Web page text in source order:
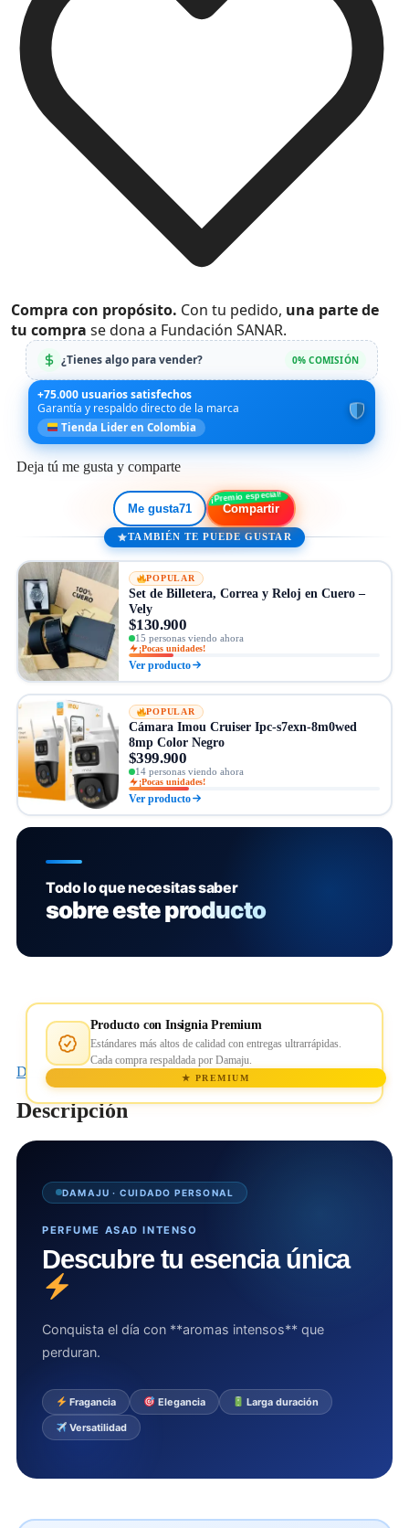
Compra con propósito. Con tu pedido, una parte de
tu compra se dona a Fundación SANAR.
¿Tienes algo para vender? 0% COMISIÓN
+75.000 usuarios satisfechos
Garantía y respaldo directo de la marca
Tienda Lider en Colombia
Deja tú me gusta y comparte
Me gusta71 Compartir
TAMBIÉN TE PUEDE GUSTAR
POPULAR
Set de Billetera, Correa y Reloj en Cuero –
Vely
$130.900
15 personas viendo ahora
¡Pocas unidades!
Ver producto
POPULAR
Cámara Imou Cruiser Ipc-s7exn-8m0wed
8mp Color Negro
$399.900
14 personas viendo ahora
¡Pocas unidades!
Ver producto
Todo lo que necesitas saber
sobre este producto
Producto con Insignia Premium
Estándares más altos de calidad con entregas ultrarrápidas.
Cada compra respaldada por Damaju.
★ PREMIUM
Descripción
Descripción
DAMAJU · CUIDADO PERSONAL
PERFUME ASAD INTENSO
Descubre tu esencia única
Conquista el día con **aromas intensos** que
perduran.
Fragancia Elegancia
Larga duración
Versatilidad